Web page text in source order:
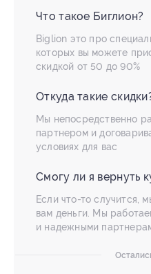
Что такое Биглион?
Biglion это про
которых вы можете
скидкой от 50 до 90%
Откуда такие
Мы непосредственно
партнером и
условиях для вас
Смогу ли я вернуть
Если что-то случится,
вам деньги. Мы
и надежными